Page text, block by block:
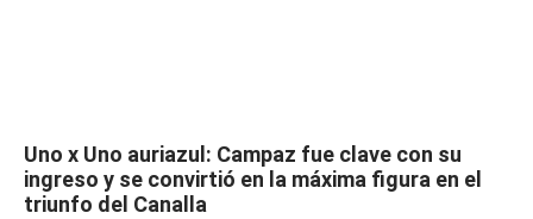
Uno x Uno auriazul: Campaz fue clave con su
ingreso y se convirtió en la máxima figura en el
triunfo del Canalla